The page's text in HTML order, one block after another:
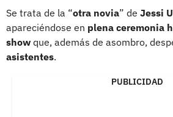
Se trata de la “otra novia” de Jessi
apareciéndose en plena ceremonia
show que, además de asombro,
asistentes.
PUBLICIDAD